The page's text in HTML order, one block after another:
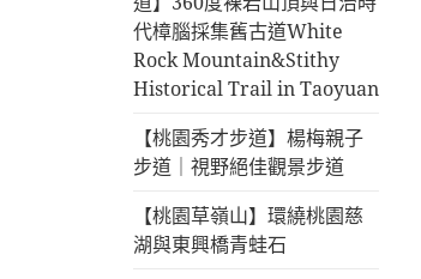
代樟腦採集舊古道White
Rock Mountain&Stithy
Historical Trail in Taoyuan
【桃園秀才步道】楊梅親子
步道｜視野絕佳觀景步道
【桃園草嶺山】環繞桃園慈
湖與東興橋青蛙石